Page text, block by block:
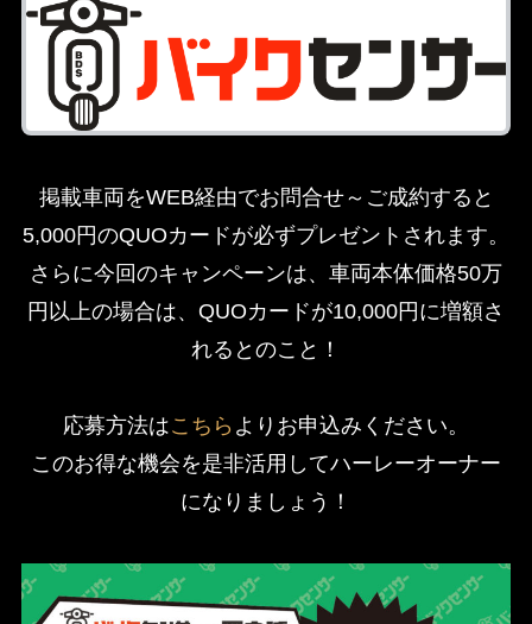
掲載車両をWEB経由でお問合せ～ご成約すると
5,000円のQUOカードが必ずプレゼントされます。
さらに今回のキャンペーンは、車両本体価格50万
円以上の場合は、QUOカードが10,000円に増額さ
れるとのこと！
応募方法はこちら よりお申込みください。
このお得な機会を是非活用してハーレーオーナー
になりましょう！